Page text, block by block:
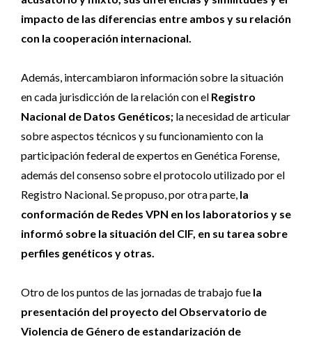
impacto de las diferencias entre ambos y su relación
con la cooperación internacional.
Además, intercambiaron información sobre la situación
en cada jurisdicción de la relación con el Registro
Nacional de Datos Genéticos; la necesidad de articular
sobre aspectos técnicos y su funcionamiento con la
participación federal de expertos en Genética Forense,
además del consenso sobre el protocolo utilizado por el
Registro Nacional. Se propuso, por otra parte, la
conformación de Redes VPN en los laboratorios y se
informó sobre la situación del CIF, en su tarea sobre
perfiles genéticos y otras.
Otro de los puntos de las jornadas de trabajo fue la
presentación del proyecto del Observatorio de
Violencia de Género de estandarización de